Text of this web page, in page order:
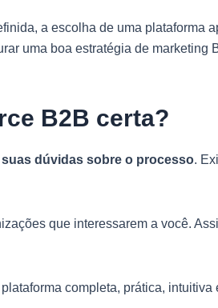
a escolha de uma plataforma
uma boa estratégia de
B2B certa?
dúvidas sobre o processo.
que interessarem a você.
completa, prática, intuitiva